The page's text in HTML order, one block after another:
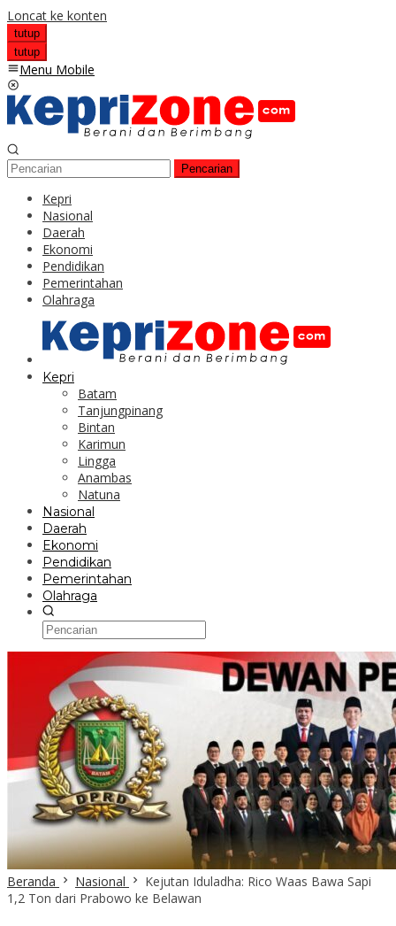
Loncat ke konten
tutup
tutup
Menu Mobile
Pencarian
Kepri
Nasional
Daerah
Ekonomi
Pendidikan
Pemerintahan
Olahraga
Kepri
Batam
Tanjungpinang
Bintan
Karimun
Lingga
Anambas
Natuna
Nasional
Daerah
Ekonomi
Pendidikan
Pemerintahan
Olahraga
Beranda Nasional
Kejutan Iduladha: Rico Waas Bawa Sapi
1,2 Ton dari Prabowo ke Belawan